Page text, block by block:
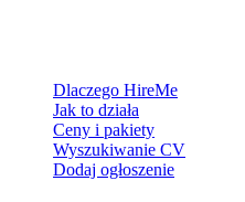
Dlaczego HireMe
Jak to działa
Ceny i pakiety
Wyszukiwanie CV
Dodaj ogłoszenie